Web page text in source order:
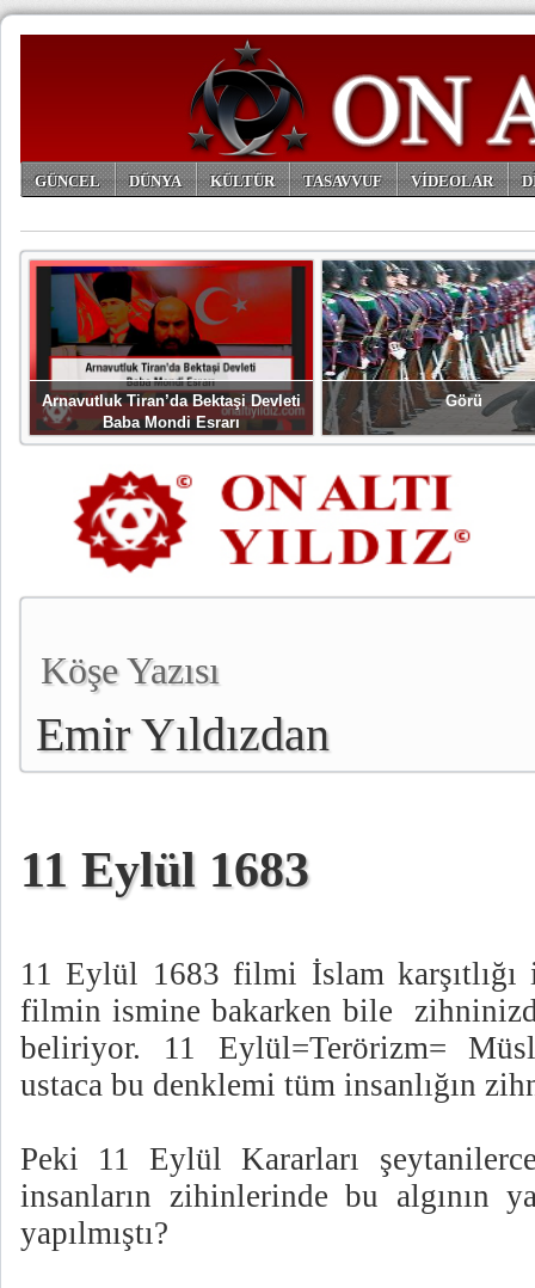
GÜNCEL DÜNYA KÜLTÜR TASAVVUF VİDEOLAR
Arnavutluk Tiran’da Bektaşi Devleti
Baba Mondi Esrarı
Görü
Köşe Yazısı
Emir Yıldızdan
11 Eylül 1683
11 Eylül 1683 filmi İslam karşıtlığı
filmin ismine bakarken bile
beliriyor. 11 Eylül=Terörizm=
ustaca bu denklemi tüm insanlığın
Peki 11 Eylül Kararları
insanların zihinlerinde bu algının
yapılmıştı?